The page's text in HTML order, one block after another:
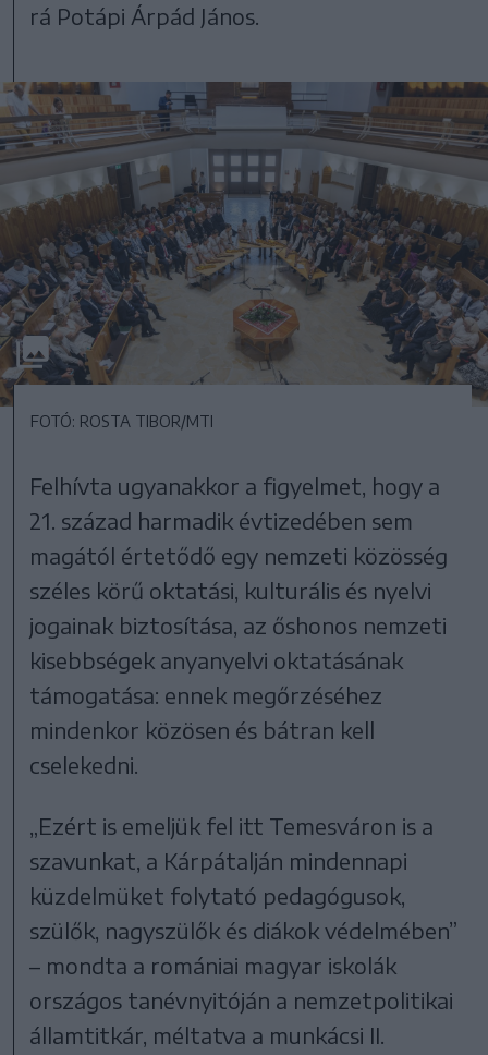
rá Potápi Árpád János.
FOTÓ: ROSTA TIBOR/MTI
Felhívta ugyanakkor a figyelmet, hogy a
21. század harmadik évtizedében sem
magától értetődő egy nemzeti közösség
széles körű oktatási, kulturális és nyelvi
jogainak biztosítása, az őshonos nemzeti
kisebbségek anyanyelvi oktatásának
támogatása: ennek megőrzéséhez
mindenkor közösen és bátran kell
cselekedni.
„Ezért is emeljük fel itt Temesváron is a
szavunkat, a Kárpátalján mindennapi
küzdelmüket folytató pedagógusok,
szülők, nagyszülők és diákok védelmében”
– mondta a romániai magyar iskolák
országos tanévnyitóján a nemzetpolitikai
államtitkár, méltatva a munkácsi II.